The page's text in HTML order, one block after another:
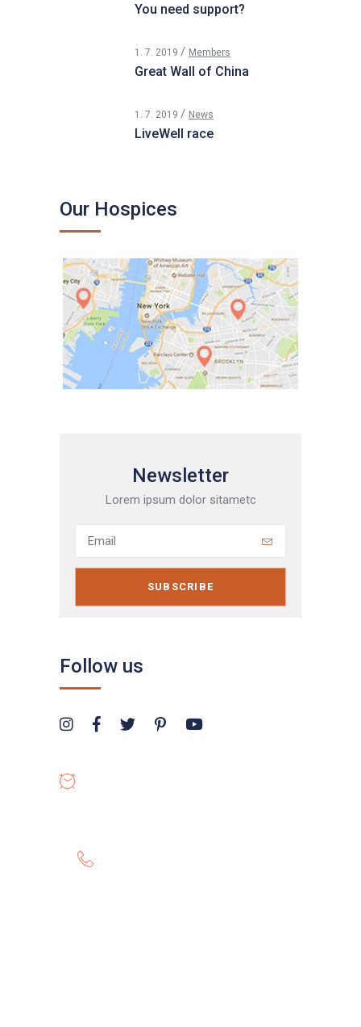
You need support?
1. 7. 2019 Members
Great Wall of China
1. 7. 2019 News
LiveWell race
Our Hospices
Newsletter
Lorem ipsum dolor sitametc
SUBSCRIBE
Follow us